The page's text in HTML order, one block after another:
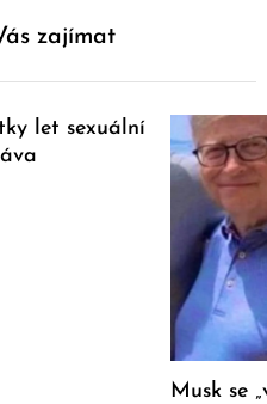
zajímat
let sexuální
Musk se